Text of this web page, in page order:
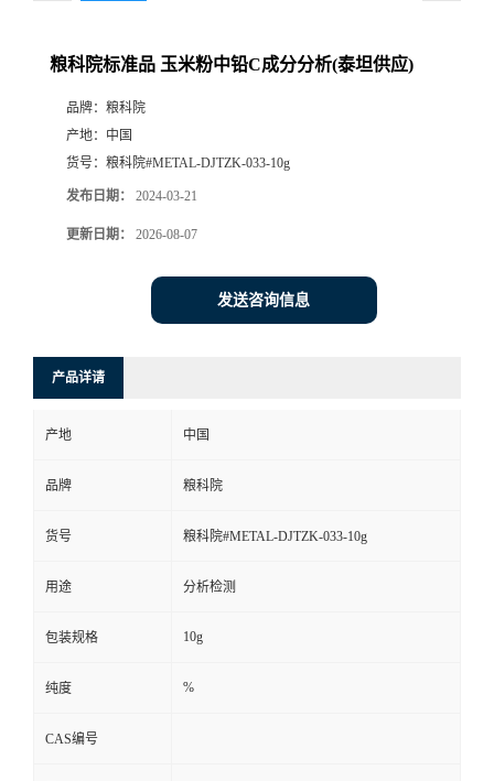
粮科院标准品 玉米粉中铅C成分分析(泰坦供应)
品牌： 粮科院
产地： 中国
货号： 粮科院#METAL-DJTZK-033-10g
发布日期： 2024-03-21
更新日期： 2026-08-07
发送咨询信息
产品详请
产地 中国
品牌 粮科院
货号 粮科院#METAL-DJTZK-033-10g
用途 分析检测
包装规格 10g
纯度 %
CAS编号